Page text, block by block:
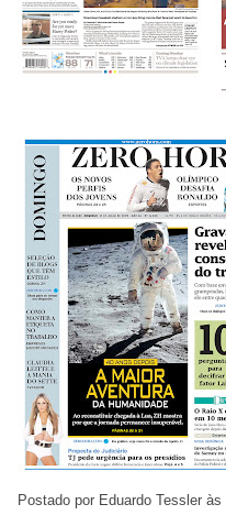
Postado por Eduardo Tessler às